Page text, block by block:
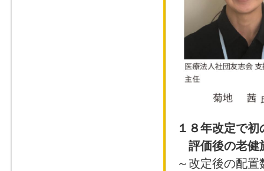
１８年改定で
評価後の老健
～改定後の配